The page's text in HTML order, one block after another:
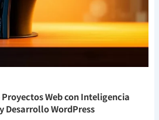
Proyectos Web con Inteligencia
Desarrollo WordPress